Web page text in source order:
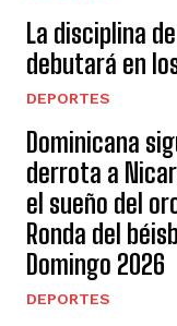
La disciplina
debutará en
DEPORTES
Dominicana
derrota a
el sueño del
Ronda del
Domingo 2026
DEPORTES